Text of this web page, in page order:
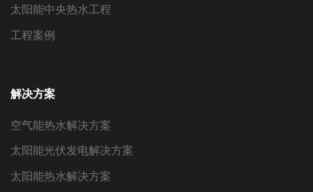
太阳能中央热水工程
工程案例
解决方案
空气能热水解决方案
太阳能光伏发电解决方案
太阳能热水解决方案